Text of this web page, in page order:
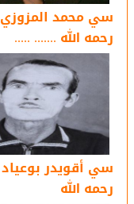
سي محمد المزوزي
رحمه الله ....... .....
سي أقويدر بوعياد
رحمه الله